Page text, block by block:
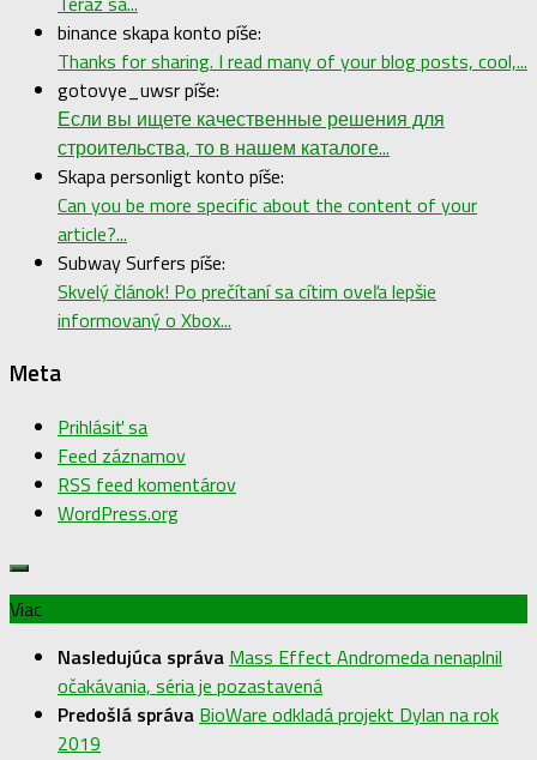
binance skapa konto píše:
Thanks for sharing. I read many of your blog posts, cool,...
gotovye_uwsr píše:
Если вы ищете качественные решения для
строительства, то в нашем каталоге...
Skapa personligt konto píše:
Can you be more specific about the content of your
article?...
Subway Surfers píše:
Skvelý článok! Po prečítaní sa cítim oveľa lepšie
informovaný o Xbox...
Meta
Prihlásiť sa
Feed záznamov
RSS feed komentárov
WordPress.org
Viac
Nasledujúca správa Mass Effect Andromeda nenaplnil
očakávania, séria je pozastavená
Predošlá správa BioWare odkladá projekt Dylan na rok
2019